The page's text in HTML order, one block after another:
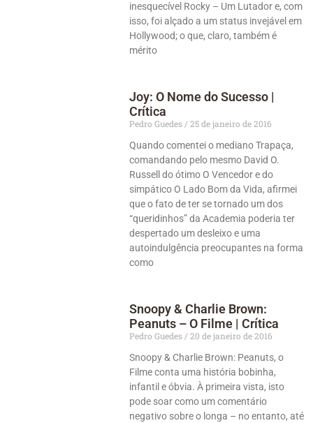
inesquecível Rocky – Um Lutador e, com
isso, foi alçado a um status invejável em
Hollywood; o que, claro, também é
mérito
Joy: O Nome do Sucesso |
Crítica
Pedro Guedes
25 de janeiro de 2016
Quando comentei o mediano Trapaça,
comandando pelo mesmo David O.
Russell do ótimo O Vencedor e do
simpático O Lado Bom da Vida, afirmei
que o fato de ter se tornado um dos
“queridinhos” da Academia poderia ter
despertado um desleixo e uma
autoindulgência preocupantes na forma
como
Snoopy & Charlie Brown:
Peanuts – O Filme | Crítica
Pedro Guedes
20 de janeiro de 2016
Snoopy & Charlie Brown: Peanuts, o
Filme conta uma história bobinha,
infantil e óbvia. À primeira vista, isto
pode soar como um comentário
negativo sobre o longa – no entanto, até